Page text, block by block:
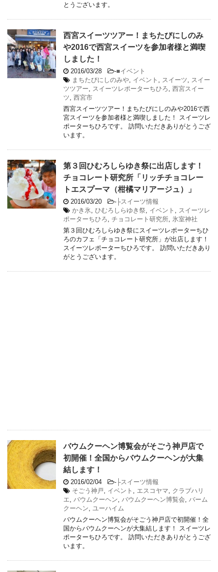
とうございます。
西宮スイーツツアー！まちたびにしのみ
や2016で西宮スイーツを参加者様と満喫
しました！
2016/03/28 -■イベント
まちたびにしのみや, イベント , スイーツ, スイー
ツツアー, スイーツレポーターちひろ , 西宮スイー
ツ, 西宮市
西宮スイーツツアー！まちたびにしのみや2016で西
宮スイーツを参加者様と満喫しました！ スイーツレ
ポーターちひろです。 訪問いただきありがとうござ
います。
第３回ひむろしらゆき祭に出店します！
チョコレート研究所「リッチチョコレー
トエスプーマ（柑橘マリアージュ）」
2016/03/20 - ├スイーツ情報
かき氷, ひむろしらゆき祭, イベント , スイーツレ
ポーターちひろ , チョコレート研究所, 氷室神社
第３回ひむろしらゆき祭にスイーツレポーターちひ
ろのカフェ「チョコレート研究所」が出店します！
スイーツレポーターちひろです。 訪問いただきあり
がとうございます。
バウムクーヘン博覧会がそごう神戸店で
初開催！全国からバウムクーヘンが大集
結します！
2016/02/04 - ├スイーツ情報
そごう神戸, イベント , エスコヤマ, クラブハリ
エ, バウムクーヘン, バウムクーヘン博覧会, バーム
クーヘン, ユーハイム
バウムクーヘン博覧会がそごう神戸店で初開催！全
国からバウムクーヘンが大集結します！ スイーツレ
ポーターちひろです。 訪問いただきありがとうござ
います。